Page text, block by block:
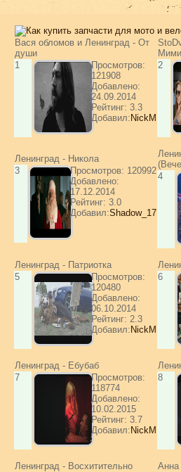
Вася обломов и Ленинград - От
души
1
Просмотров:
121908
Добавлено:
24.09.2014
Рейтинг: 3.3
Добавил: NickM
2
Ленинград - Никола
3
Просмотров: 120992
Добавлено:
17.12.2014
Рейтинг: 3.0
Добавил:Shadow_17
4
Ленинград - Патриотка
5
Просмотров:
120480
Добавлено:
06.10.2014
Рейтинг: 2.3
Добавил: NickM
6
Ленинград - Ебубаб
7
Просмотров:
118774
Добавлено:
10.02.2015
Рейтинг: 3.7
Добавил: NickM
8
Ленинград - Восхитительно
Анна